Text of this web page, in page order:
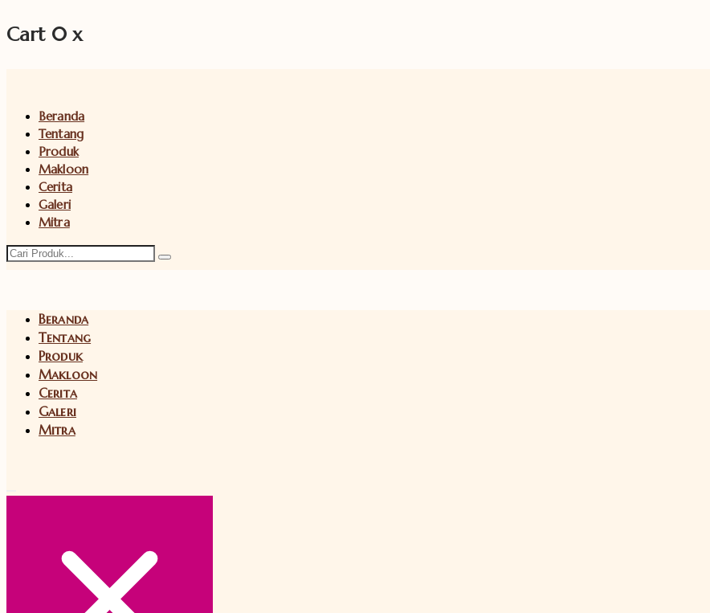
Cart 0x
Beranda
Tentang
Produk
Makloon
Cerita
Galeri
Mitra
Beranda
Tentang
Produk
Makloon
Cerita
Galeri
Mitra